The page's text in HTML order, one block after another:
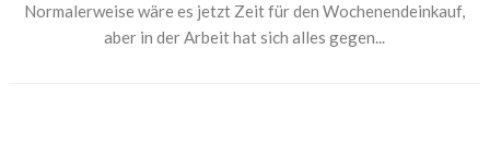
Normalerweise wäre es jetzt Zeit für den Wochenendeinkauf,
aber in der Arbeit hat sich alles gegen...